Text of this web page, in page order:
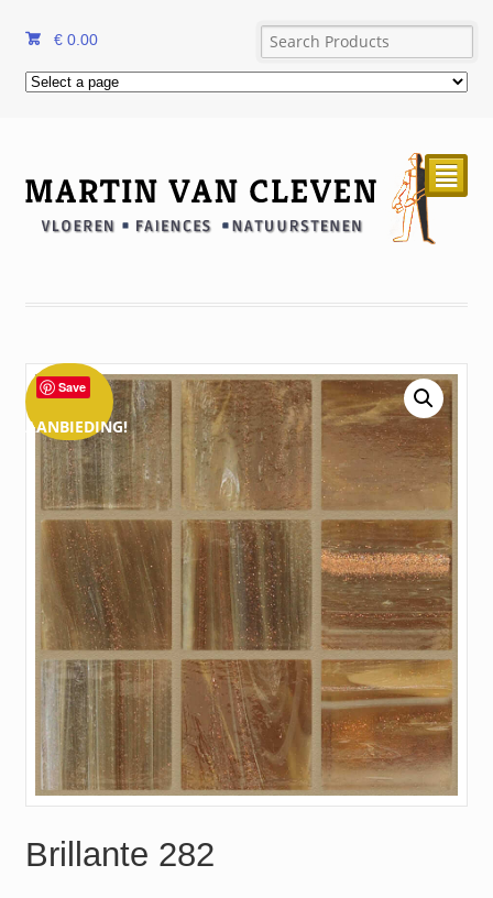
€ 0.00
²
AANBIEDING!
Save
Brillante 282